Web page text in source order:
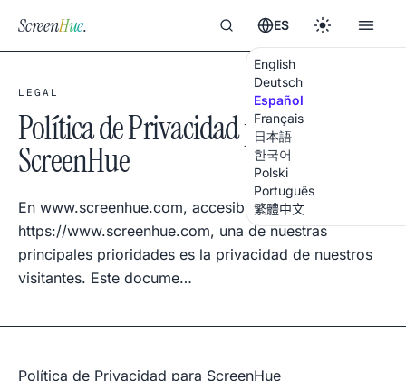
ScreenHue. ES
English
Deutsch
Español
Français
日本語
한국어
Polski
Português
繁體中文
LEGAL
Política de Privacidad para
ScreenHue
En www.screenhue.com, accesible desde
https://www.screenhue.com, una de nuestras
principales prioridades es la privacidad de nuestros
visitantes. Este docume…
Política de Privacidad para ScreenHue